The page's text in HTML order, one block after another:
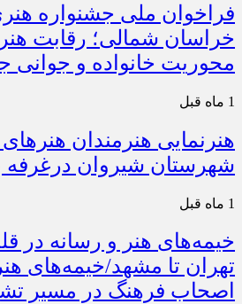
فراخوان ملی جشنواره
خراسان شمالی؛ رقابت
محوریت خانواده و جوانی
1 ماه قبل
هنرنمایی هنرمندان
شهرستان شیروان درغرفه
1 ماه قبل
خیمه‌های هنر و رسانه در
تهران تا مشهد/خیمه‌های
اصحاب فرهنگ در مسیر